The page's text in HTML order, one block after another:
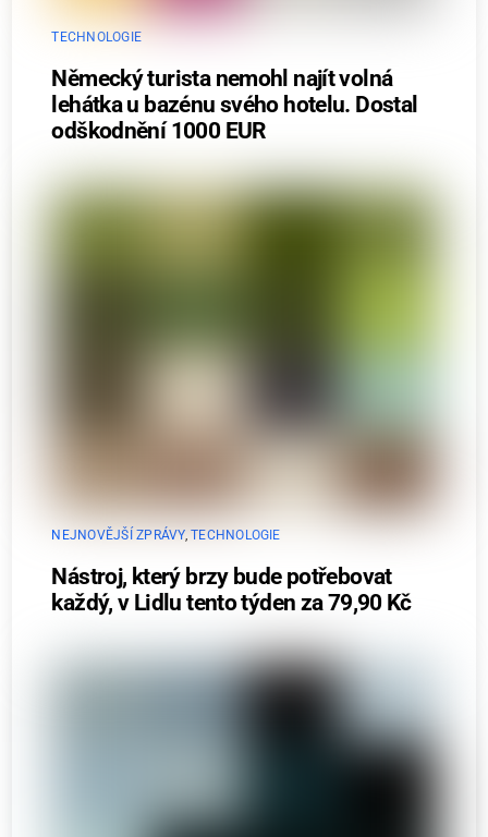
TECHNOLOGIE
Německý turista nemohl najít volná
lehátka u bazénu svého hotelu. Dostal
odškodnění 1000 EUR
NEJNOVĚJŠÍ ZPRÁVY,TECHNOLOGIE
Nástroj, který brzy bude potřebovat
každý, v Lidlu tento týden za 79,90 Kč